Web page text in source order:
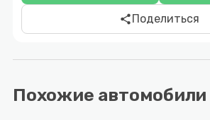
shareПоделиться
Похожие автомобили